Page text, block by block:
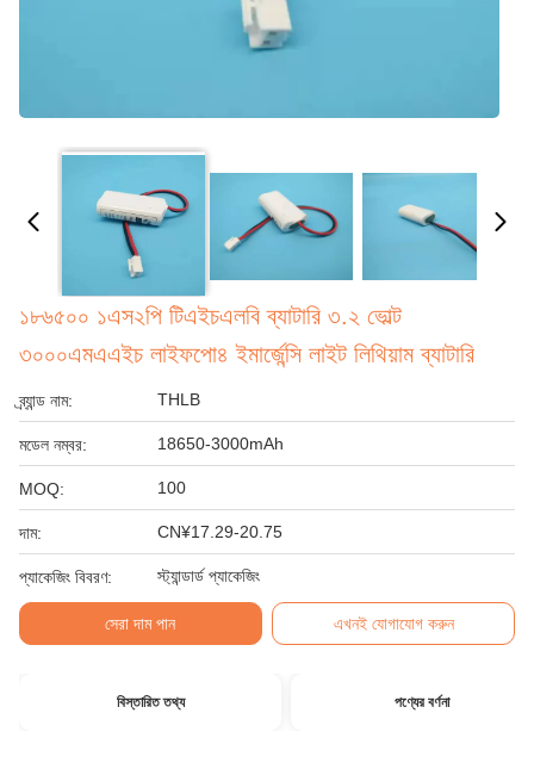
১৮৬৫০০ ১এস২পি টিএইচএলবি ব্যাটারি ৩.২ ভোল্ট
৩০০০এমএএইচ লাইফপো৪ ইমার্জেন্সি লাইট লিথিয়াম ব্যাটারি
ব্র্যান্ড নাম: THLB
মডেল নম্বর: 18650-3000mAh
MOQ: 100
দাম: CN¥17.29-20.75
প্যাকেজিং বিবরণ: স্ট্যান্ডার্ড প্যাকেজিং
সেরা দাম পান এখনই যোগাযোগ করুন
বিস্তারিত তথ্য পণ্যের বর্ণনা